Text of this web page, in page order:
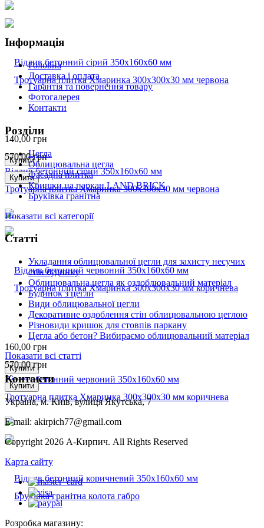
140,00 грн
Купити
Відлив бетонний сірий 350х160х60 мм
160,00 грн
Купити
Відлив бетонний червоний 350х160х60 мм
570,00грн
Купити
Тротуарна плитка Хмаринка 300х300х30 мм червона
570,00грн
Купити
Тротуарна плитка Хмаринка 300х300х30 мм коричнева
Інформація
Головна
Доставка і оплата
Гарантія та повернення товару
Фотогалерея
Контакти
Розділи
Цегла
Облицювальна цегла
Фасадна плитка
Кришки на паркан LAND BRICK
Бруківка гранітна
Показати всі категорії
Статті
Укладання облицювальної цегли для захисту несучих
стін будинку
Облицювальна цегла як оздоблювальний матеріал
Будинок з цегли
Види облицювальної цегли
Декоративне оздоблення стін облицювальною цеглою
Різновиди кришок для стовпів паркану
Цегла або бетон? Вибираємо облицювальний матеріал
Показати всі статті
Контакти
Україна, м. Київ, вулиця Якутська, 7
E-mail: akirpich77@gmail.com
Copyright 2026 А-Кирпич. All Rights Reserved
Карта сайту
Розробка магазину: